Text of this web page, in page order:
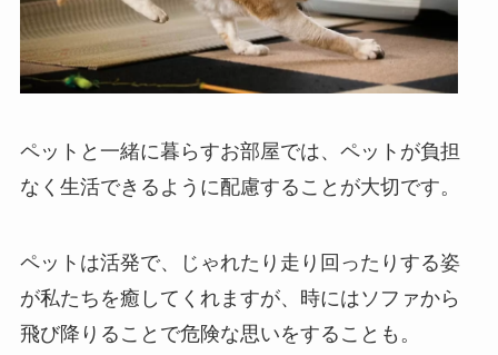
ペットと一緒に暮らすお部屋では、ペットが負担
なく生活できるように配慮することが大切です。
ペットは活発で、じゃれたり走り回ったりする姿
が私たちを癒してくれますが、時にはソファから
飛び降りることで危険な思いをすることも。